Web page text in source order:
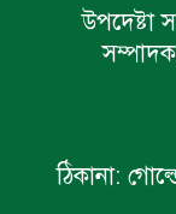
উপদেষ্টা
ঠিকানা: